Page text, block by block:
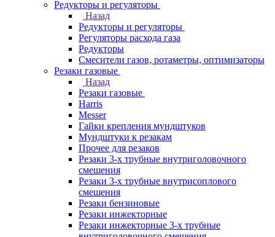
Редукторы и регуляторы
Назад
Редукторы и регуляторы
Регуляторы расхода газа
Редукторы
Смесители газов, ротаметры, оптимизаторы
Резаки газовые
Назад
Резаки газовые
Harris
Messer
Гайки крепления мундштуков
Мундштуки к резакам
Прочее для резаков
Резаки 3-х трубные внутриголовочного
смешения
Резаки 3-х трубные внутрисоплового
смешения
Резаки бензиновые
Резаки инжекторные
Резаки инжекторные 3-х трубные